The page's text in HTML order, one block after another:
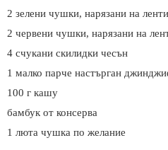
2 зелени чушки, нарязани на
2 червени чушки, нарязани на
4 счукани скилидки чесън
1 малко парче настърган
100 г кашу
бамбук от консерва
1 люта чушка по желание